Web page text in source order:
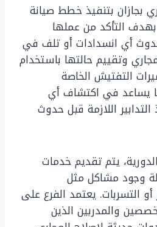
بجازان بتنفيذ خطط صيانة
التأكد من عملها
أي انسدادات أو تلف في
وتقييم حالتها باستخدام
التفتيش الخاصة
يساعد في اكتشاف أي
اللازمة قبل حدوث
يتم تقديم خدمات
وجود مشاكل مثل
التسربات. يعتمد الفرع على
والمدربين الذين